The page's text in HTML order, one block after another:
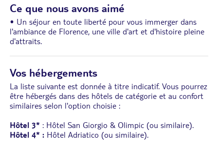
Ce que nous avons aimé
• Un séjour en toute liberté pour vous immerger dans
l'ambiance de Florence, une ville d'art et d'histoire pleine
d'attraits.
Vos hébergements
La liste suivante est donnée à titre indicatif. Vous pourrez
être hébergés dans des hôtels de catégorie et au confort
similaires selon l'option choisie :
Hôtel 3* : Hôtel San Giorgio & Olimpic (ou similaire).
Hôtel 4* : Hôtel Adriatico (ou similaire).